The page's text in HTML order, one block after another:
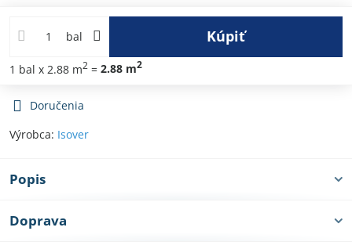
bal Kúpiť
1 bal x 2.88 m2 = 2.88 m2
Doručenia
Výrobca: Isover
Popis
Doprava